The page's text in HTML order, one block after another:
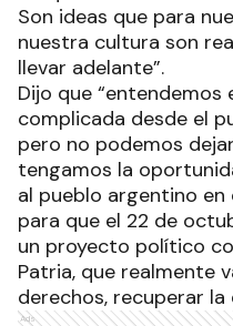
Son ideas que para
nuestra cultura son
llevar adelante”.
Dijo que
complicada desde el
pero no podemos
tengamos la
al pueblo argentino
para que el 22 de
un proyecto político
Patria, que realmente
derechos, recuperar la
Ads